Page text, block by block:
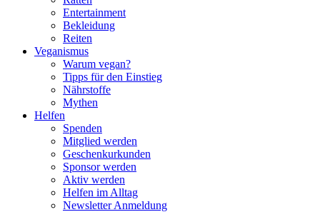
Entertainment
Bekleidung
Reiten
Veganismus
Warum vegan?
Tipps für den Einstieg
Nährstoffe
Mythen
Helfen
Spenden
Mitglied werden
Geschenkurkunden
Sponsor werden
Aktiv werden
Helfen im Alltag
Newsletter Anmeldung